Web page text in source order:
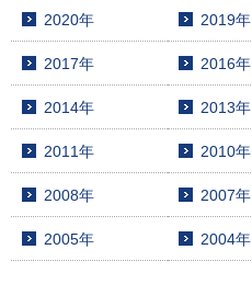
2020年 2019年
2017年 2016年
2014年 2013年
2011年 2010年
2008年 2007年
2005年 2004年